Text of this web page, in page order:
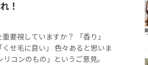
！
重要視していますか？ 「香り」
せ毛に良い」 色々あると思いま
コンのもの」というご意見。